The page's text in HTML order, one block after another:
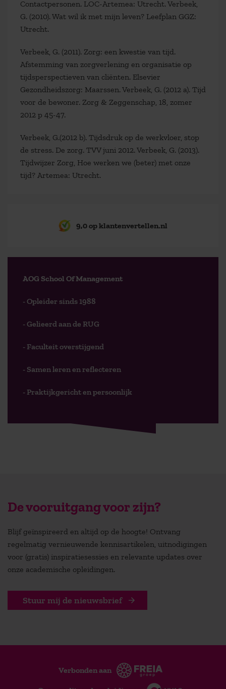
Contactpersonen. LOC-Artemea: Utrecht. Verbeek,
G. (2010). Wat wil ik met mijn leven? Leefplan GGZ:
Utrecht.
Verbeek, G. (2011). Zorg: een kwestie van tijd.
Afstemming van zorgverlening en organisatie op
tijdsperspectieven van cliënten. Elsevier
Gezondheidszorg: Maarssen. Verbeek, G. (2012 a). Tijd
voor de bewoner. Zorg & Zeggenschap, 18, zomer
2012 p 45-47.
Verbeek, G.(2012 b). Tijdsdruk op de werkvloer, stop
de stress. De zorg. TVV juni 2012. Verbeek, G. (2013).
Tijdwijzer Zorg, Hoe werken we (beter) met onze
tijd? Artemea: Utrecht.
9,0 op klantenvertellen.nl
AOG School Of Management
- Opleider sinds 1988
- Gelieerd aan de RUG
- Faculteit overstijgend
- Samen leren en reflecteren
- Praktijkgericht en persoonlijk
De vooruitgang voor zijn?
Blijf geïnspireerd en altijd op de hoogte! Ontvang
regelmatig vernieuwende kennisartikelen, uitnodigingen
voor (gratis) inspiratiesessies en relevante updates over
onze academische opleidingen.
Stuur mij de nieuwsbrief
Verbonden aan